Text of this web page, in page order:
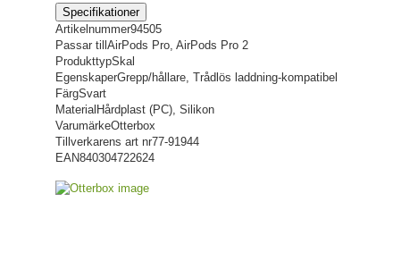
Specifikationer
Artikelnummer94505
Passar till AirPods Pro, AirPods Pro 2
ProdukttypSkal
EgenskaperGrepp/hållare, Trådlös laddning-kompatibel
FärgSvart
Material Hårdplast (PC), Silikon
VarumärkeOtterbox
Tillverkarens art nr77-91944
EAN840304722624